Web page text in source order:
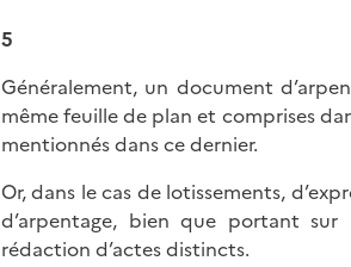
5
Généralement, un document
même feuille de plan et comprises
mentionnés dans ce dernier.
Or, dans le cas de lotissements,
d’arpentage, bien que portant
rédaction d’actes distincts.